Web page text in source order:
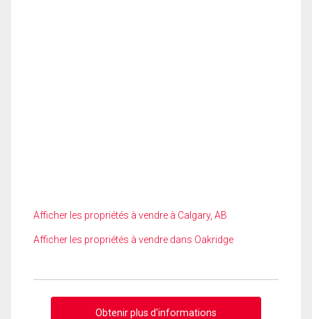
Afficher les propriétés à vendre à Calgary, AB
Afficher les propriétés à vendre dans Oakridge
Obtenir plus d'informations